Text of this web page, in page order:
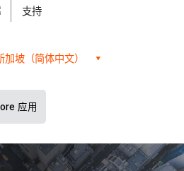
支持
坡（简体中文）
应用